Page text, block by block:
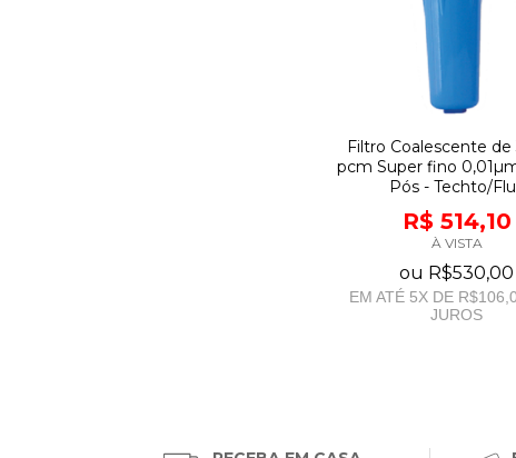
Filtro Coalescente de
pcm Super fino
Pós - Techto/
R$ 514,10
À VISTA
ou R$530,00
EM ATÉ 5X DE
JUROS